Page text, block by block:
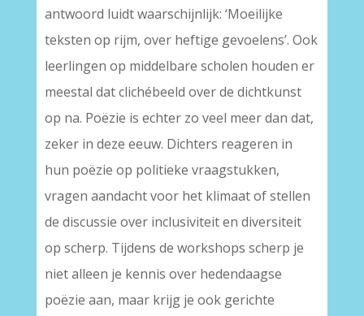
antwoord luidt waarschijnlijk: ‘Moeilijke
teksten op rijm, over heftige gevoelens’. Ook
leerlingen op middelbare scholen houden er
meestal dat clichébeeld over de dichtkunst
op na. Poëzie is echter zo veel meer dan dat,
zeker in deze eeuw. Dichters reageren in
hun poëzie op politieke vraagstukken,
vragen aandacht voor het klimaat of stellen
de discussie over inclusiviteit en diversiteit
op scherp. Tijdens de workshops scherp je
niet alleen je kennis over hedendaagse
poëzie aan, maar krijg je ook gerichte